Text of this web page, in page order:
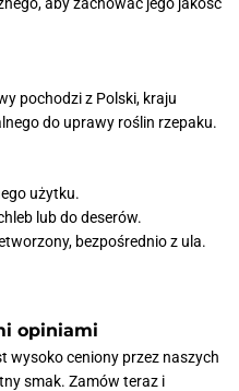
aby zachować jego jakość
pochodzi z Polski, kraju
do uprawy roślin rzepaku.
użytku.
lub do deserów.
bezpośrednio z ula.
opiniami
wysoko ceniony przez naszych
smak. Zamów teraz i